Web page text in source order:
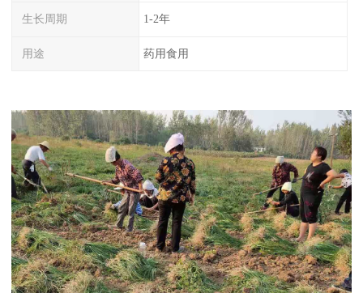
生长周期 1-2年
用途 药用食用